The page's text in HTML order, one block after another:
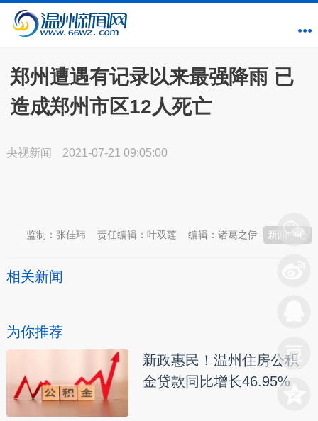
郑州遭遇有记录以来最强降雨 已
造成郑州市区12人死亡
央视新闻 2021-07-21 09:05:00
新闻中心
编辑：诸葛之伊
责任编辑：叶双莲
监制：张佳玮
相关新闻
为你推荐
新政惠民！温州住房公积
金贷款同比增长46.95%